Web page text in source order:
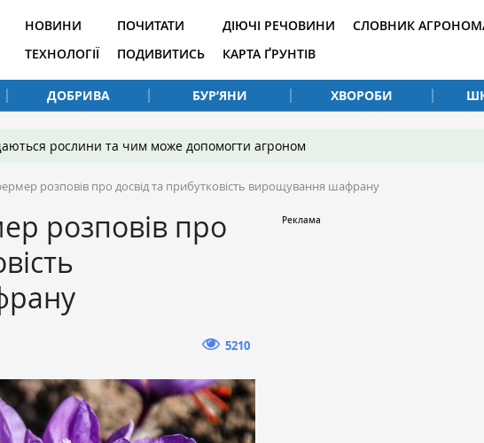
НОВИНИ
ТЕХНОЛОГІЇ
ПОЧИТАТИ
ПОДИВИТИСЬ
ДІЮЧІ РЕЧОВИНИ
КАРТА ҐРУНТІВ
СЛОВНИК
ДОБРИВА БУР’ЯНИ ХВОРОБИ
рослини та чим може допомогти агроном
розповів про досвід та прибутковість вирощування шафрану
розповів про
5210